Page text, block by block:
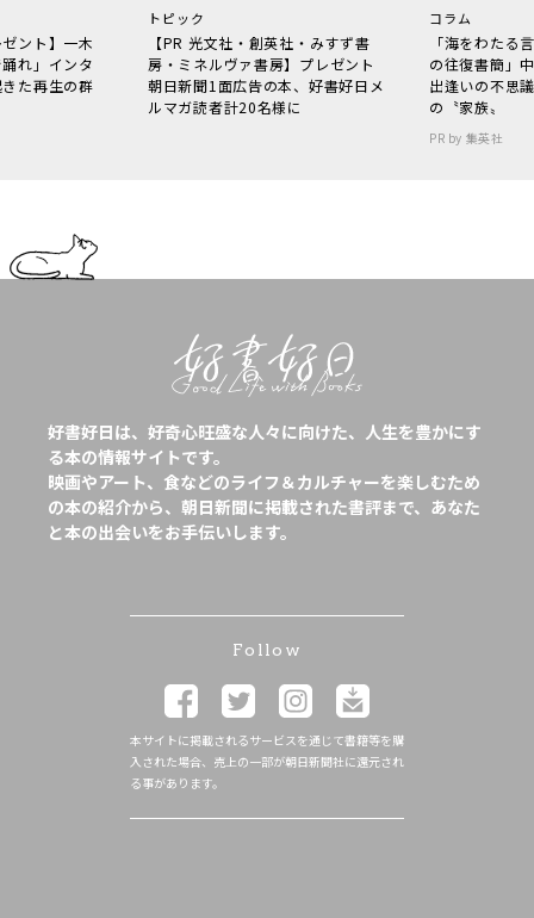
ント】一木
れ」インタ
た再生の群
トピック
【PR 光文社・創英社・みすず書
房・ミネルヴァ書房】プレゼント
朝日新聞1面広告の本、好書好日メ
ルマガ読者計20名様に
コラム
「海をわた
の往復書簡」
出逢いの不思
の〝家族〟
PR by 集英社
好書好日は、好奇心旺盛な人々に向けた、人生を豊かにす
る本の情報サイトです。
映画やアート、食などのライフ＆カルチャーを楽しむため
の本の紹介から、朝日新聞に掲載された書評まで、あなた
と本の出会いをお手伝いします。
Follow
本サイトに掲載されるサービスを通じて書籍等を購
入された場合、売上の一部が朝日新聞社に還元され
る事があります。